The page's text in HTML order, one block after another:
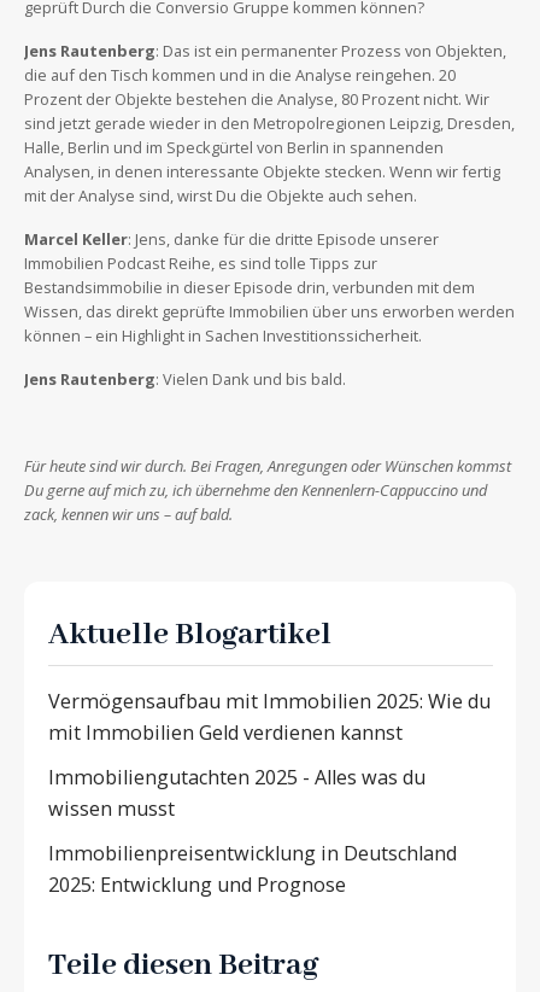
Aktuelle Blogartikel
Vermögensaufbau mit Immobilien 2025: Wie du
mit Immobilien Geld verdienen kannst
Immobiliengutachten 2025 - Alles was du
wissen musst
Immobilienpreisentwicklung in Deutschland
2025: Entwicklung und Prognose
Teile diesen Beitrag
geprüft Durch die Conversio Gruppe kommen können?
Jens Rautenberg: Das ist ein permanenter Prozess von Objekten,
die auf den Tisch kommen und in die Analyse reingehen. 20
Prozent der Objekte bestehen die Analyse, 80 Prozent nicht. Wir
sind jetzt gerade wieder in den Metropolregionen Leipzig, Dresden,
Halle, Berlin und im Speckgürtel von Berlin in spannenden
Analysen, in denen interessante Objekte stecken. Wenn wir fertig
mit der Analyse sind, wirst Du die Objekte auch sehen.
Marcel Keller: Jens, danke für die dritte Episode unserer
Immobilien Podcast Reihe, es sind tolle Tipps zur
Bestandsimmobilie in dieser Episode drin, verbunden mit dem
Wissen, das direkt geprüfte Immobilien über uns erworben werden
können – ein Highlight in Sachen Investitionssicherheit.
Jens Rautenberg: Vielen Dank und bis bald.
Für heute sind wir durch. Bei Fragen, Anregungen oder Wünschen kommst
Du gerne auf mich zu, ich übernehme den Kennenlern-Cappuccino und
zack, kennen wir uns – auf bald.